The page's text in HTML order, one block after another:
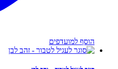
הוסף למועדפים